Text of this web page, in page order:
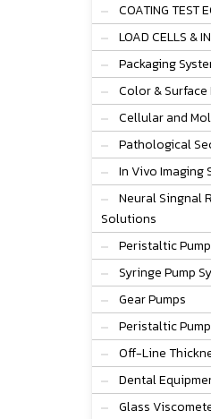
COATING TEST
LOAD CELLS &
Packaging
Color &
Cellular and
Pathological
In Vivo Imaging
Neural Singnal
Solutions
Peristaltic
Syringe Pump
Gear Pumps
Peristaltic
Off-Line
Dental
Glass